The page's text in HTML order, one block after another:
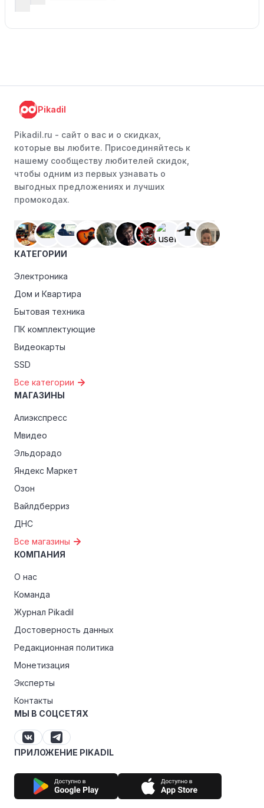
Pikadil
Pikadil.ru - cайт о вас и о скидках,
которые вы любите. Присоединяйтесь к
нашему сообществу любителей скидок,
чтобы одним из первых узнавать о
выгодных предложениях и лучших
промокодах.
КАТЕГОРИИ
Электроника
Дом и Квартира
Бытовая техника
ПК комплектующие
Видеокарты
SSD
Все категории
МАГАЗИНЫ
Алиэкспресс
Мвидео
Эльдорадо
Яндекс Маркет
Озон
Вайлдберриз
ДНС
Все магазины
КОМПАНИЯ
О нас
Команда
Журнал Pikadil
Достоверность данных
Редакционная политика
Монетизация
Эксперты
Контакты
МЫ В СОЦСЕТЯХ
ПРИЛОЖЕНИЕ PIKADIL